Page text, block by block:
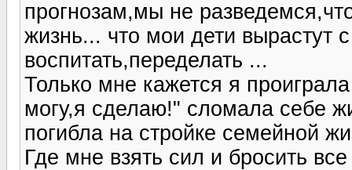
прогнозам,мы не
жизнь... что мои дети вырастут
воспитать,переделать ...
Только мне кажется я
могу,я сделаю!" сломала себе
погибла на стройке семейной
Где мне взять сил и бросить